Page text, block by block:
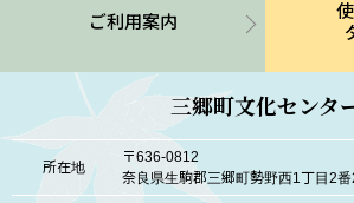
ご利用案内
三郷町文化センタ
所在地
〒636-0812
奈良県生駒郡三郷町勢野西1丁目2